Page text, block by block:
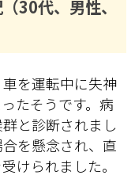
30代、男性、
を運転中に失神
たそうです。病
と診断されまし
を懸念され、直
けられました。